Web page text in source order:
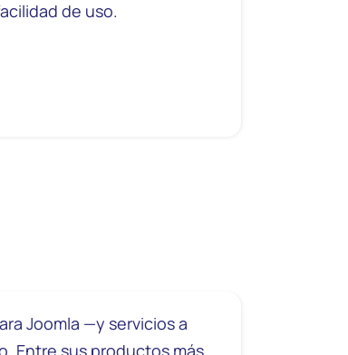
de uso.
Joomla —y servicios a
Entre sus productos más